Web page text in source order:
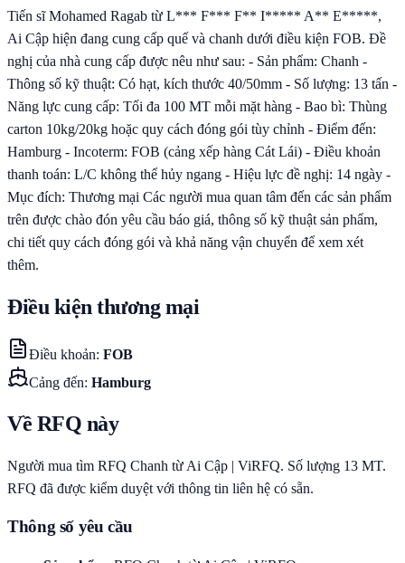
Tiến sĩ Mohamed Ragab từ L*** F*** F** I***** A** E*****,
Ai Cập hiện đang cung cấp quế và chanh dưới điều kiện FOB. Đề
nghị của nhà cung cấp được nêu như sau: - Sản phẩm: Chanh -
Thông số kỹ thuật: Có hạt, kích thước 40/50mm - Số lượng: 13 tấn -
Năng lực cung cấp: Tối đa 100 MT mỗi mặt hàng - Bao bì: Thùng
carton 10kg/20kg hoặc quy cách đóng gói tùy chỉnh - Điểm đến:
Hamburg - Incoterm: FOB (cảng xếp hàng Cát Lái) - Điều khoản
thanh toán: L/C không thể hủy ngang - Hiệu lực đề nghị: 14 ngày -
Mục đích: Thương mại Các người mua quan tâm đến các sản phẩm
trên được chào đón yêu cầu báo giá, thông số kỹ thuật sản phẩm,
chi tiết quy cách đóng gói và khả năng vận chuyển để xem xét
thêm.
Điều kiện thương mại
Điều khoản: FOB
Cảng đến: Hamburg
Về RFQ này
Người mua tìm RFQ Chanh từ Ai Cập | ViRFQ. Số lượng 13 MT.
RFQ đã được kiểm duyệt với thông tin liên hệ có sẵn.
Thông số yêu cầu